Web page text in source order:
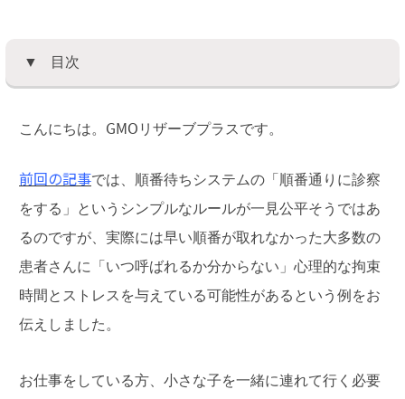
目次
こんにちは。GMOリザーブプラスです。
前回の記事では、順番待ちシステムの「順番通りに診察
をする」というシンプルなルールが一見公平そうではあ
るのですが、実際には早い順番が取れなかった大多数の
患者さんに「いつ呼ばれるか分からない」心理的な拘束
時間とストレスを与えている可能性があるという例をお
伝えしました。
お仕事をしている方、小さな子を一緒に連れて行く必要